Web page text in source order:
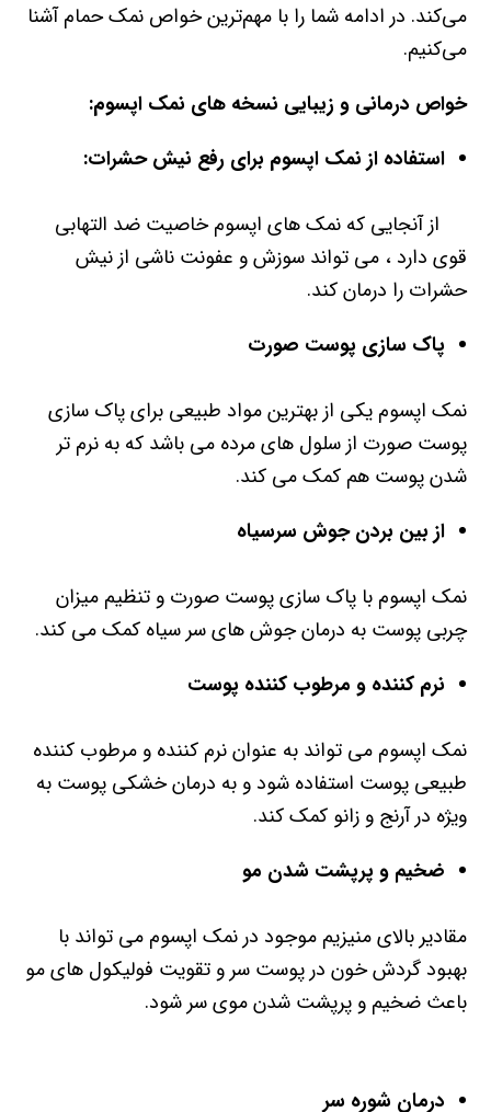
می‌کند. در ادامه شما را با مهم‌ترین خواص نمک حمام آشنا
می‌کنیم.
خواص درمانی و زیبایی نسخه های نمک اپسوم:
استفاده از نمک اپسوم برای رفع نیش حشرات:
از آنجایی که نمک های اپسوم خاصیت ضد التهابی
قوی دارد ، می تواند سوزش و عفونت ناشی از نیش
حشرات را درمان کند.
پاک سازی پوست صورت
نمک اپسوم یکی از بهترین مواد طبیعی برای پاک سازی
پوست صورت از سلول های مرده می باشد که به نرم تر
شدن پوست هم کمک می کند.
از بین بردن جوش سرسیاه
نمک اپسوم با پاک سازی پوست صورت و تنظیم میزان
چربی پوست به درمان جوش های سر سیاه کمک می کند.
نرم کننده و مرطوب کننده پوست
نمک اپسوم می تواند به عنوان نرم کننده و مرطوب کننده
طبیعی پوست استفاده شود و به درمان خشکی پوست به
ویژه در آرنج و زانو کمک کند.
ضخیم و پرپشت شدن مو
مقادیر بالای منیزیم موجود در نمک اپسوم می تواند با
بهبود گردش خون در پوست سر و تقویت فولیکول های مو
باعث ضخیم و پرپشت شدن موی سر شود.
درمان شوره سر